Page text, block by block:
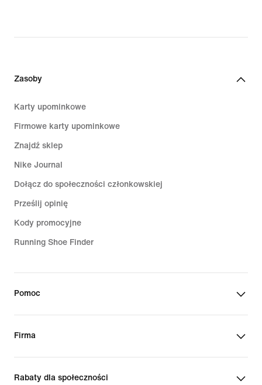
Zasoby
Karty upominkowe
Firmowe karty upominkowe
Znajdź sklep
Nike Journal
Dołącz do społeczności członkowskiej
Prześlij opinię
Kody promocyjne
Running Shoe Finder
Pomoc
Firma
Rabaty dla społeczności